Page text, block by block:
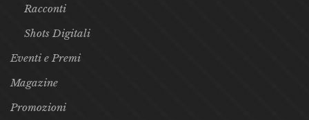
Racconti
Shots Digitali
Eventi e Premi
Magazine
Promozioni